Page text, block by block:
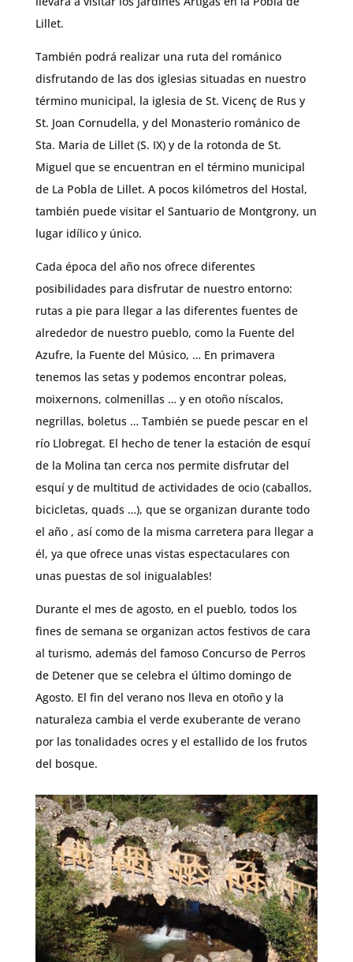
Lillet.
También podrá realizar una ruta del románico
disfrutando de las dos iglesias situadas en nuestro
término municipal, la iglesia de St. Vicenç de Rus y
St. Joan Cornudella, y del Monasterio románico de
Sta. Maria de Lillet (S. IX) y de la rotonda de St.
Miguel que se encuentran en el término municipal
de La Pobla de Lillet. A pocos kilómetros del Hostal,
también puede visitar el Santuario de Montgrony, un
lugar idílico y único.
Cada época del año nos ofrece diferentes
posibilidades para disfrutar de nuestro entorno:
rutas a pie para llegar a las diferentes fuentes de
alrededor de nuestro pueblo, como la Fuente del
Azufre, la Fuente del Músico, … En primavera
tenemos las setas y podemos encontrar poleas,
moixernons, colmenillas … y en otoño níscalos,
negrillas, boletus … También se puede pescar en el
río Llobregat. El hecho de tener la estación de esquí
de la Molina tan cerca nos permite disfrutar del
esquí y de multitud de actividades de ocio (caballos,
bicicletas, quads …), que se organizan durante todo
el año , así como de la misma carretera para llegar a
él, ya que ofrece unas vistas espectaculares con
unas puestas de sol inigualables!
Durante el mes de agosto, en el pueblo, todos los
fines de semana se organizan actos festivos de cara
al turismo, además del famoso Concurso de Perros
de Detener que se celebra el último domingo de
Agosto. El fin del verano nos lleva en otoño y la
naturaleza cambia el verde exuberante de verano
por las tonalidades ocres y el estallido de los frutos
del bosque.